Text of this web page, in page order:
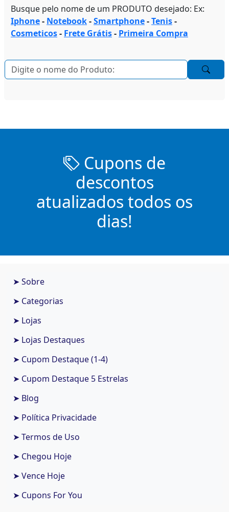
Busque pelo nome de um PRODUTO desejado: Ex:
Iphone- Notebook-Smartphone-Tenis-
Cosmeticos- Frete Grátis- Primeira Compra
Cupons de
descontos
atualizados todos os
dias!
➤ Sobre
➤ Categorias
➤ Lojas
➤ Lojas Destaques
➤ Cupom Destaque (1-4)
➤ Cupom Destaque 5 Estrelas
➤ Blog
➤ Política Privacidade
➤ Termos de Uso
➤ Chegou Hoje
➤ Vence Hoje
➤ Cupons For You